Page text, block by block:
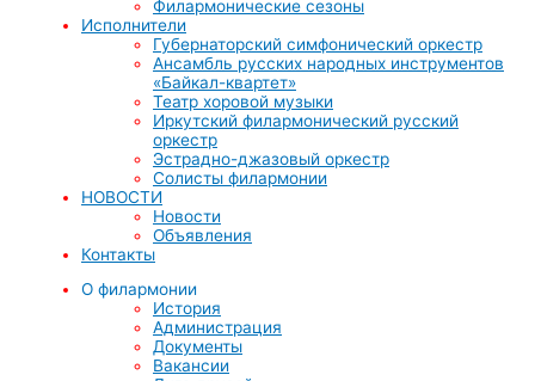
Филармонические сезоны
Исполнители
Губернаторский симфонический оркестр
Ансамбль русских народных инструментов
«Байкал-квартет»
Театр хоровой музыки
Иркутский филармонический русский
оркестр
Эстрадно-джазовый оркестр
Солисты филармонии
НОВОСТИ
Новости
Объявления
Контакты
О филармонии
История
Администрация
Документы
Вакансии